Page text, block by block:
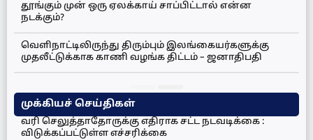
தூங்கும் முன் ஒரு ஏலக்காய் சாப்பிட்டால் என்ன
நடக்கும்?
வெளிநாட்டிலிருந்து திரும்பும் இலங்கையர்களுக்கு
முதலீட்டுக்காக காணி வழங்க திட்டம் – ஜனாதிபதி
முக்கியச் செய்திகள்
வரி செலுத்தாதோருக்கு எதிராக சட்ட நடவடிக்கை :
விடுக்கப்பட்டுள்ள எச்சரிக்கை